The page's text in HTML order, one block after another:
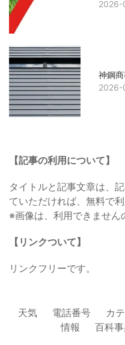
2026-
神鋼
2026-
【記事の利用について】
タイトルと記事文章は、
ていただければ、無料で利
※画像は、利用できません
【リンクついて】
リンクフリーです。
天気 電話番号 カ
情報
百科